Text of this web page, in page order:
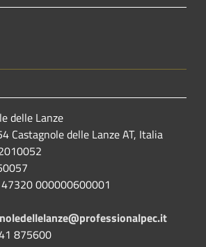
delle Lanze
Castagnole delle Lanze AT, Italia
000000600001
875600